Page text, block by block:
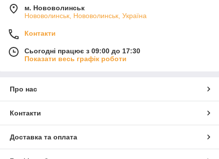
м. Нововолинськ
Нововолинськ, Нововолинськ, Україна
Контакти
Сьогодні працює з 09:00 до 17:30
Показати весь графік роботи
Про нас
Контакти
Доставка та оплата